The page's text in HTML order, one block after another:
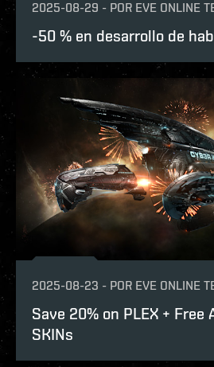
2025-08-29 - POR EVE ONLINE
-50 % en desarrollo de
2025-08-23 - POR EVE ONLINE
Save 20% on PLEX + Free
SKINs